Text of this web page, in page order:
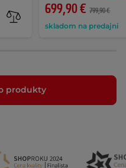
699,90 € 799,90 €
skladom na predajni
produkty